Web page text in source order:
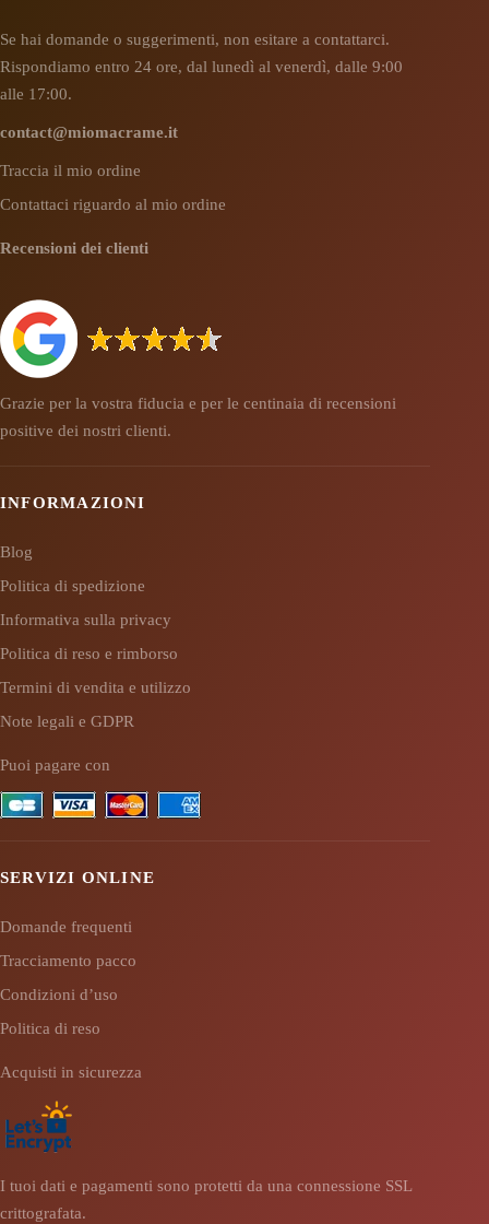
Se hai domande o suggerimenti, non esitare a contattarci.
Rispondiamo entro 24 ore, dal lunedì al venerdì, dalle 9:00
alle 17:00.
contact@miomacrame.it
Traccia il mio ordine
Contattaci riguardo al mio ordine
Recensioni dei clienti
Grazie per la vostra fiducia e per le centinaia di recensioni
positive dei nostri clienti.
INFORMAZIONI
Blog
Politica di spedizione
Informativa sulla privacy
Politica di reso e rimborso
Termini di vendita e utilizzo
Note legali e GDPR
Puoi pagare con
SERVIZI ONLINE
Domande frequenti
Tracciamento pacco
Condizioni d’uso
Politica di reso
Acquisti in sicurezza
I tuoi dati e pagamenti sono protetti da una connessione SSL
crittografata.